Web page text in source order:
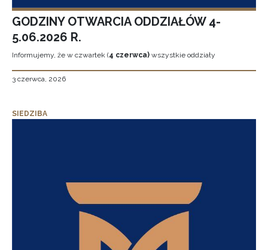
GODZINY OTWARCIA ODDZIAŁÓW 4-
5.06.2026 R.
Informujemy, że w czwartek (4 czerwca) wszystkie oddziały
3 czerwca, 2026
SIEDZIBA